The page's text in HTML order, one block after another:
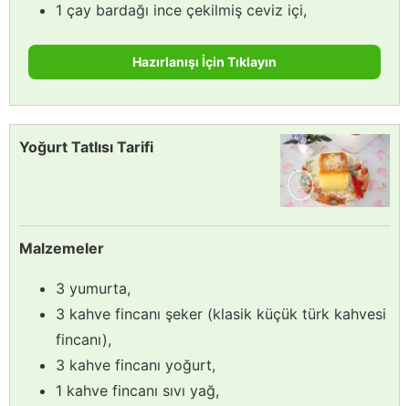
1 çay bardağı ince çekilmiş ceviz içi,
Hazırlanışı İçin Tıklayın
Yoğurt Tatlısı Tarifi
Malzemeler
3 yumurta,
3 kahve fincanı şeker (klasik küçük türk kahvesi
fincanı),
3 kahve fincanı yoğurt,
1 kahve fincanı sıvı yağ,